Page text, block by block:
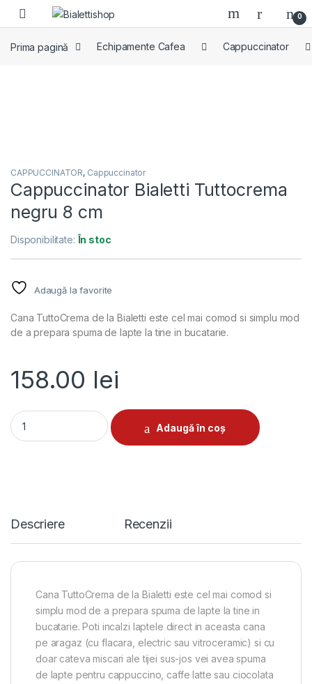
Skip to navigation
Skip to content
0
Prima pagină Echipamente Cafea Cappuccinator
CAPPUCCINATOR, Cappuccinator
Cappuccinator Bialetti Tuttocrema
negru 8 cm
Disponibilitate:În stoc
Adaugă la favorite
Cana TuttoCrema de la Bialetti este cel mai comod si simplu mod
de a prepara spuma de lapte la tine in bucatarie.
158.00 lei
Cappuccinator Bialetti Tuttocrema negru 8 cm quantity
Adaugă în coș
Descriere Recenzii
Cana TuttoCrema de la Bialetti este cel mai comod si
simplu mod de a prepara spuma de lapte la tine in
bucatarie. Poti incalzi laptele direct in aceasta cana
pe aragaz (cu flacara, electric sau vitroceramic) si cu
doar cateva miscari ale tijei sus-jos vei avea spuma
de lapte pentru cappuccino, caffe latte sau ciocolata